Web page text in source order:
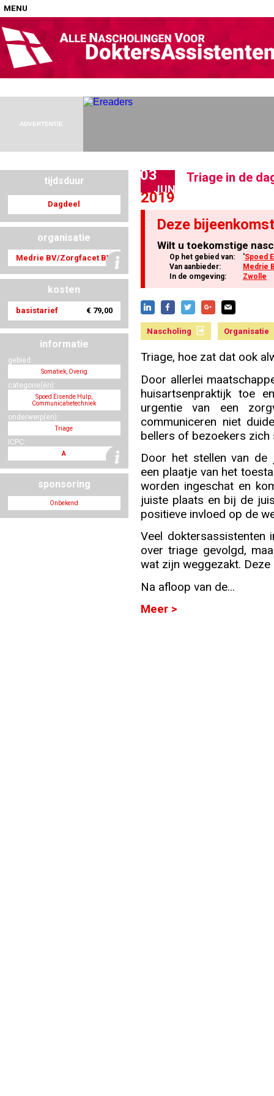
MENU
Home
Nascholingen op locatie (agenda)
Nascholingen online (elearning)
Nascholingen op aanvraag (in-company)
Nascholing aanmelden
Zoek op kaart
Inloggen
ADVERTENTIE
tijdsduur
Dagdeel
organisatie
Medrie BV/Zorgfacet BV
kosten
basistarief € 79,00
informatie
gebied:
Somatiek, Overig
categorie(ën):
Spoed Eisende Hulp,
Communicatietechniek
onderwerp(en):
Triage
ICPC:
A
sponsoring
Onbekend
03
JUN
2019
Triage in de
Deze
Wilt u toekomstige
Op het gebied van: 'Spoed
Van aanbieder:
Medrie
In de omgeving:
Zwolle
Nascholing Organisatie
Triage, hoe zat dat ook
Door allerlei
huisartsenpraktijk toe
urgentie van een
communiceren niet
bellers of bezoekers
Door het stellen van de
een plaatje van het
worden ingeschat en
juiste plaats en bij de
positieve invloed op de
Veel doktersassistenten
over triage gevolgd,
wat zijn weggezakt. Deze
Na afloop van de...
Meer >